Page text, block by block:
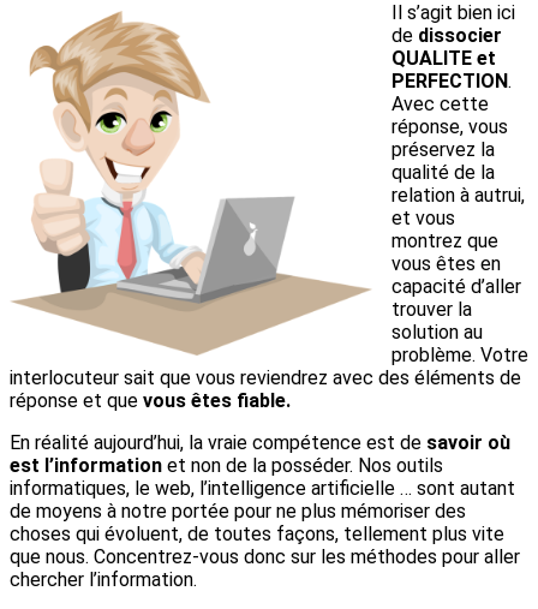
Il s’agit bien ici
de dissocier
QUALITE et
PERFECTION.
Avec cette
réponse, vous
préservez la
qualité de la
relation à autrui,
et vous
montrez que
vous êtes en
capacité d’aller
trouver la
solution au
problème. Votre
interlocuteur sait que vous reviendrez avec des éléments de
réponse et que vous êtes fiable.
En réalité aujourd’hui, la vraie compétence est de savoir où
est l’information et non de la posséder. Nos outils
informatiques, le web, l’intelligence artificielle … sont autant
de moyens à notre portée pour ne plus mémoriser des
choses qui évoluent, de toutes façons, tellement plus vite
que nous. Concentrez-vous donc sur les méthodes pour aller
chercher l’information.